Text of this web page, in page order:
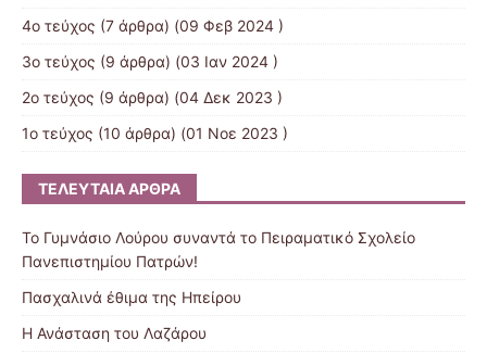
4o τεύχος (7 άρθρα) (09 Φεβ 2024 )
3ο τεύχος (9 άρθρα) (03 Ιαν 2024 )
2ο τεύχος (9 άρθρα) (04 Δεκ 2023 )
1ο τεύχος (10 άρθρα) (01 Νοε 2023 )
ΤΕΛΕΥΤΑΊΑ ΆΡΘΡΑ
Το Γυμνάσιο Λούρου συναντά το Πειραματικό Σχολείο
Πανεπιστημίου Πατρών!
Πασχαλινά έθιμα της Ηπείρου
Η Ανάσταση του Λαζάρου